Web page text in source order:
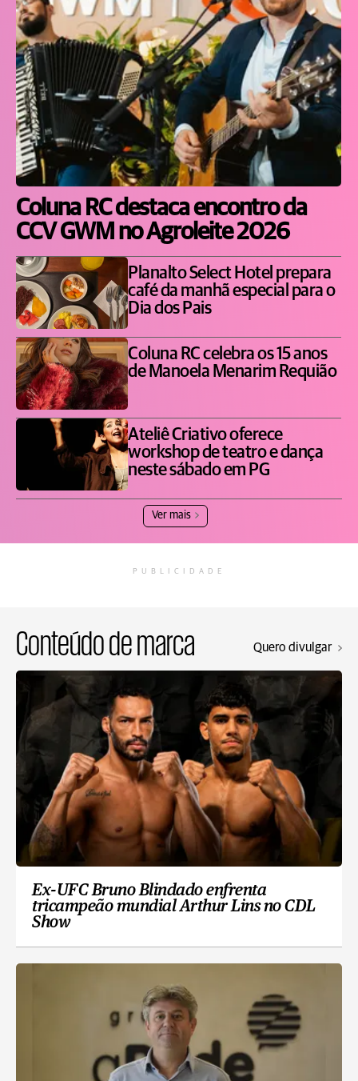
Coluna RC destaca encontro da
CCV GWM no Agroleite 2026
Planalto Select Hotel prepara
café da manhã especial para o
Dia dos Pais
Coluna RC celebra os 15 anos
de Manoela Menarim Requião
Ateliê Criativo oferece
workshop de teatro e dança
neste sábado em PG
Ver mais
PUBLICIDADE
Conteúdo de marca Quero divulgar
Ex-UFC Bruno Blindado enfrenta
tricampeão mundial Arthur Lins no CDL
Show